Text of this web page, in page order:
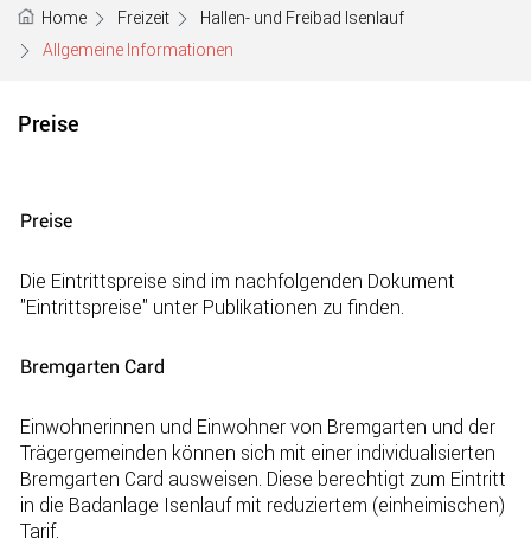
Home Freizeit
Hallen- und Freibad Isenlauf
Allgemeine Informationen
Preise
Preise
Die Eintrittspreise sind im nachfolgenden Dokument
"Eintrittspreise" unter Publikationen zu finden.
Bremgarten Card
Einwohnerinnen und Einwohner von Bremgarten und der
Trägergemeinden können sich mit einer individualisierten
Bremgarten Card ausweisen. Diese berechtigt zum Eintritt
in die Badanlage Isenlauf mit reduziertem (einheimischen)
Tarif.